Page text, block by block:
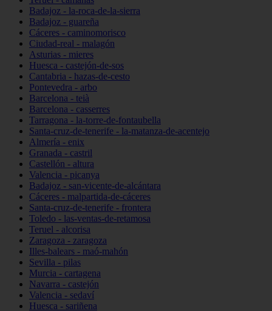
Badajoz - la-roca-de-la-sierra
Badajoz - guareña
Cáceres - caminomorisco
Ciudad-real - malagón
Asturias - mieres
Huesca - castejón-de-sos
Cantabria - hazas-de-cesto
Pontevedra - arbo
Barcelona - teià
Barcelona - casserres
Tarragona - la-torre-de-fontaubella
Santa-cruz-de-tenerife - la-matanza-de-acentejo
Almería - enix
Granada - castril
Castellón - altura
Valencia - picanya
Badajoz - san-vicente-de-alcántara
Cáceres - malpartida-de-cáceres
Santa-cruz-de-tenerife - frontera
Toledo - las-ventas-de-retamosa
Teruel - alcorisa
Zaragoza - zaragoza
Illes-balears - maó-mahón
Sevilla - pilas
Murcia - cartagena
Navarra - castejón
Valencia - sedaví
Huesca - sariñena